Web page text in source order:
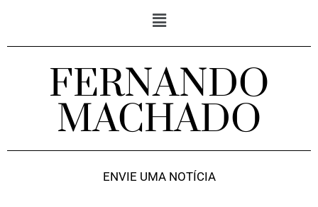
FERNANDO
MACHADO
ENVIE UMA NOTÍCIA